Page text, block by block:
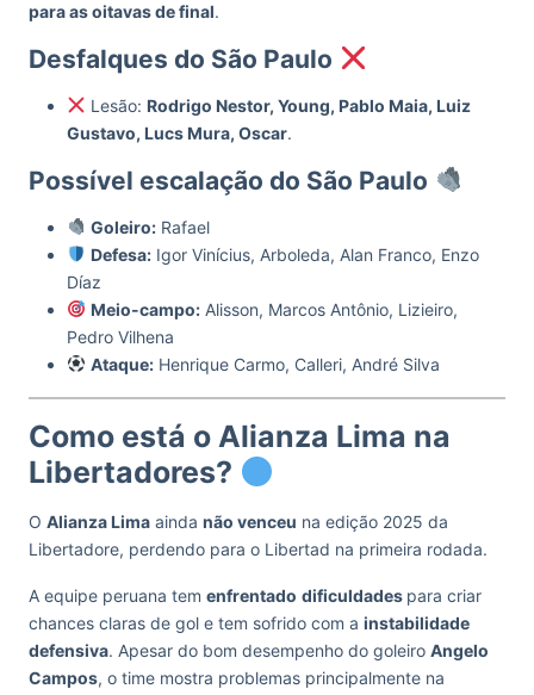
para as oitavas de final.
Desfalques do São Paulo
Lesão: Rodrigo Nestor, Young, Pablo Maia, Luiz
Gustavo, Lucs Mura, Oscar.
Possível escalação do São Paulo
Goleiro:Rafael
Defesa:Igor Vinícius, Arboleda, Alan Franco, Enzo
Díaz
Meio-campo:Alisson, Marcos Antônio, Lizieiro,
Pedro Vilhena
Ataque:Henrique Carmo, Calleri, André Silva
Como está o Alianza Lima na
Libertadores?
O Alianza Lima ainda não venceu na edição 2025 da
Libertadore, perdendo para o Libertad na primeira rodada.
A equipe peruana tem enfrentado dificuldades para criar
chances claras de gol e tem sofrido com a instabilidade
defensiva. Apesar do bom desempenho do goleiro Angelo
Campos, o time mostra problemas principalmente na